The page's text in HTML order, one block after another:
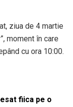
ziua de 4 martie
moment în care
cu ora 10:00.
fiica pe o